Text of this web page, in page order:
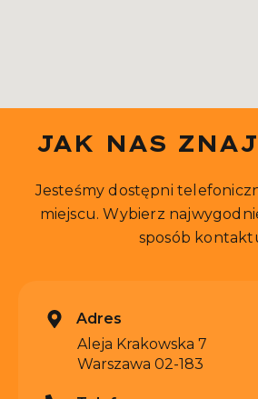
JAK NAS
Jesteśmy dostępni
miejscu. Wybierz
sposób
Adres
Aleja Krakowska 7
Warszawa 02-183